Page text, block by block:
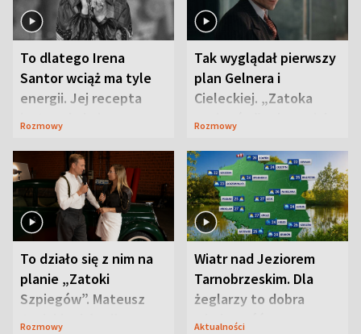
To dlatego Irena
Santor wciąż ma tyle
energii. Jej recepta
jest zaskakująco
Rozmowy
Tak wyglądał pierwszy
plan Gelnera i
Cieleckiej. „Zatoka
szpiegów” od razu ich
Rozmowy
To działo się z nim na
planie „Zatoki
Szpiegów”. Mateusz
Janicki odsłonił
Rozmowy
Wiatr nad Jeziorem
Tarnobrzeskim. Dla
żeglarzy to dobra
wiadomość
Aktualności